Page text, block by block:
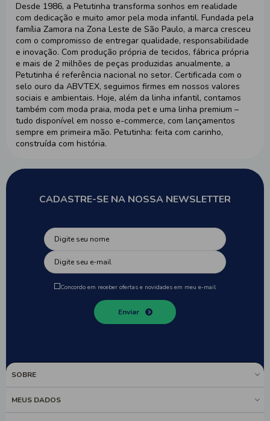
Desde 1986, a Petutinha transforma sonhos em realidade
com dedicação e muito amor pela moda infantil. Fundada pela
família Zamora na Zona Leste de São Paulo, a marca cresceu
com o compromisso de entregar qualidade, responsabilidade
e inovação. Com produção própria de tecidos, fábrica própria
e mais de 2 milhões de peças produzidas anualmente, a
Petutinha é referência nacional no setor. Certificada com o
selo ouro da ABVTEX, seguimos firmes em nossos valores
sociais e ambientais. Hoje, além da linha infantil, contamos
também com moda praia, moda pet e uma linha premium –
tudo disponível em nosso e-commerce, com lançamentos
sempre em primeira mão. Petutinha: feita com carinho,
construída com história.
CADASTRE-SE NA NOSSA NEWSLETTER
Enviar
Concordo em receber ofertas e novidades em meu e-mail
SOBRE
MEUS DADOS